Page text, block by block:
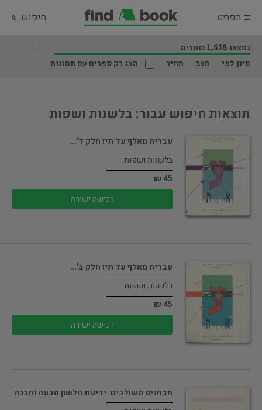
תפריט חיפוש
נמצאו 1,658 כותרים
מיון לפי
מצב מחיר הצג רק ספרים עם תמונות
תוצאות חיפוש עבור: בלשנות ושפות
עברית מאלף עד תיו חלק ד'…
בלשנות ושפות
45 ₪
רכישה ישירה
עברית מאלף עד תיו חלק ב'…
בלשנות ושפות
45 ₪
רכישה ישירה
מבחנים משולבים: ידיעת הלשון הבעה והבנה